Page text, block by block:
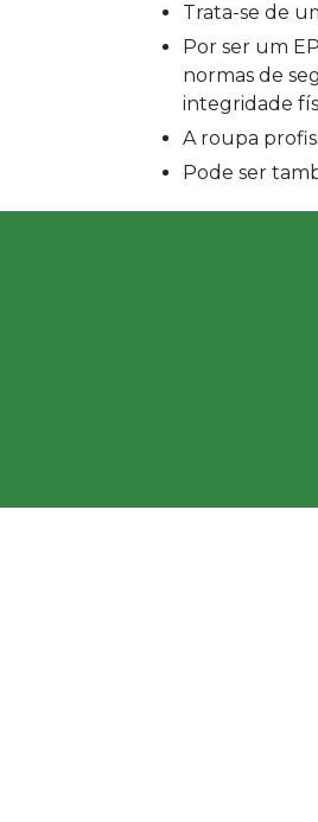
Trata-se de
Por ser um EPI, a roupa profissional deve ser confeccionada em conformidade com as
normas de
integridade
A roupa
Pode ser